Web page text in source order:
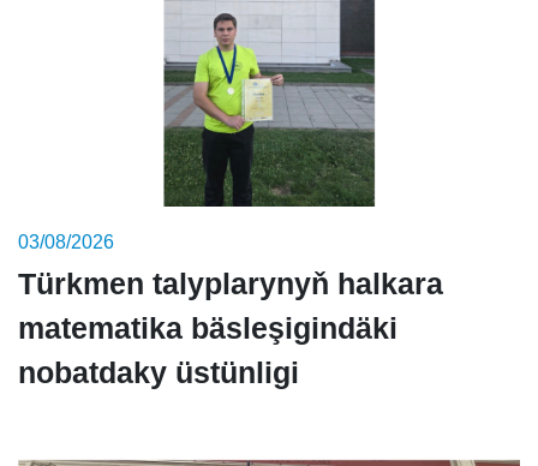
03/08/2026
Türkmen talyplarynyň halkara
matematika bäsleşigindäki
nobatdaky üstünligi